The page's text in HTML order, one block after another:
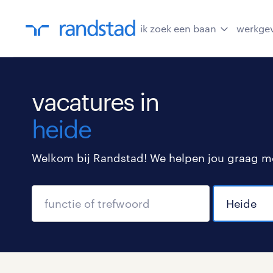
ik zoek een baan
vacatures in
heide
Welkom bij Randstad! We helpen jou graag